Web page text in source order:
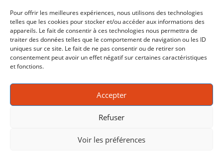
Pour offrir les meilleures expériences, nous utilisons des technologies
telles que les cookies pour stocker et/ou accéder aux informations des
appareils. Le fait de consentir à ces technologies nous permettra de
traiter des données telles que le comportement de navigation ou les ID
uniques sur ce site. Le fait de ne pas consentir ou de retirer son
consentement peut avoir un effet négatif sur certaines caractéristiques
et fonctions.
Accepter
Refuser
Voir les préférences
formation WEB, formation aux logiciels de gestion.
(Rochefort, La Rochelle, Saintes, Royan, Oléron – et toute la
Charente Maritime (17)
Consultez le site
www.bilan-de-competences-17.fr
Politique de cookies (UE)